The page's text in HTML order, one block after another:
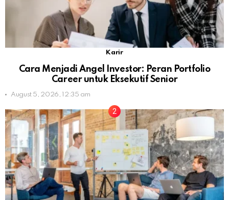
Karir
Cara Menjadi Angel Investor: Peran Portfolio
Career untuk Eksekutif Senior
August 5, 2026, 12:35 am